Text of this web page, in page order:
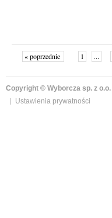
« poprzednie 1 ...
Copyright © Wyborcza sp. z o.o.
Ustawienia prywatności